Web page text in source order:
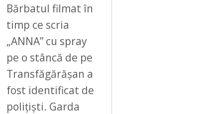
Bărbatul filmat în
timp ce scria
„ANNA” cu spray
pe o stâncă de pe
Transfăgărășan a
fost identificat de
polițiști. Garda